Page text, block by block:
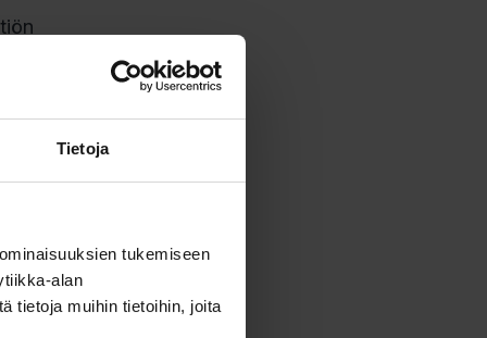
Tietoja
tukemiseen
alan
tietoja muihin tietoihin, joita
on